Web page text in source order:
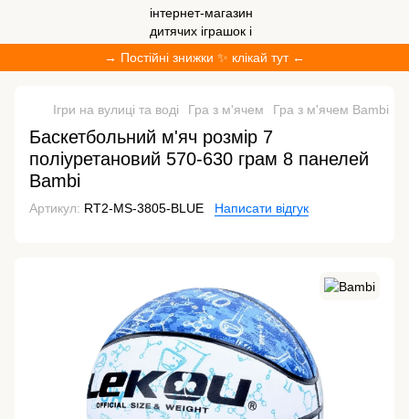
→ Постійні знижки ✨ клікай тут ←
Ігри на вулиці та воді Гра з м'ячем Гра з м'ячем Bambi
Баскетбольний м'яч розмір 7
поліуретановий 570-630 грам 8 панелей
Bambi
Артикул: RT2-MS-3805-BLUE Написати відгук